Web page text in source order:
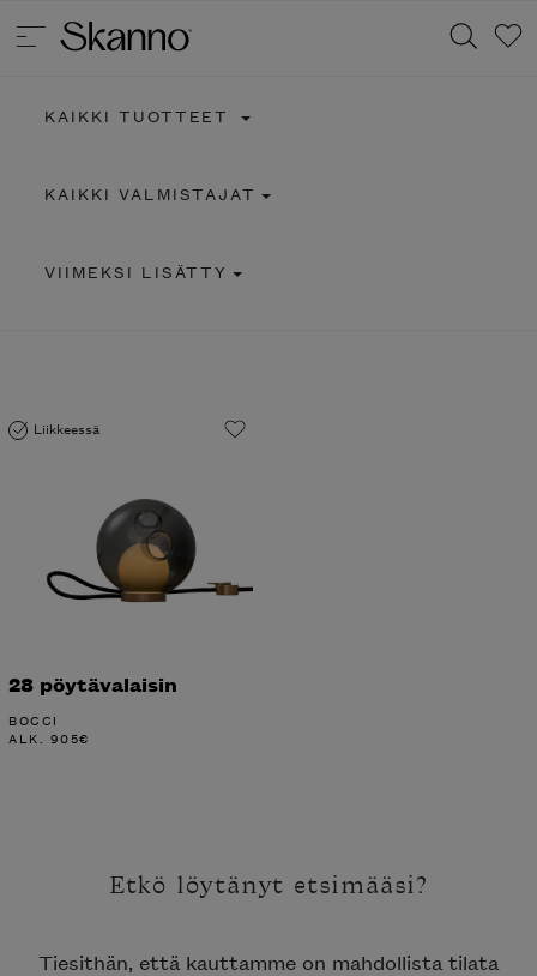
KAIKKI TUOTTEET
KAIKKI VALMISTAJAT
VIIMEKSI LISÄTTY
Liikkeessä
28 pöytävalaisin
BOCCI
ALK. 905€
Etkö löytänyt etsimääsi?
Tiesithän, että kauttamme on mahdollista tilata